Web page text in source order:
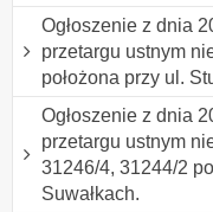
Ogłoszenie z dnia
przetargu ustnym
położona przy ul.
Ogłoszenie z dnia
przetargu ustnym
31246/4, 31244/2
Suwałkach.